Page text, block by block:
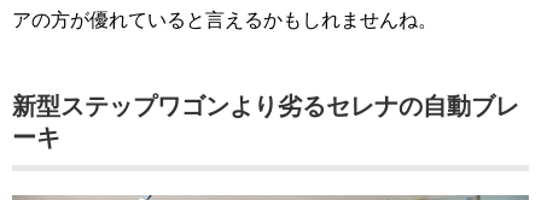
アの方が優れていると言えるかもしれませんね。
新型ステップワゴンより劣るセレナの自動ブレ
ーキ